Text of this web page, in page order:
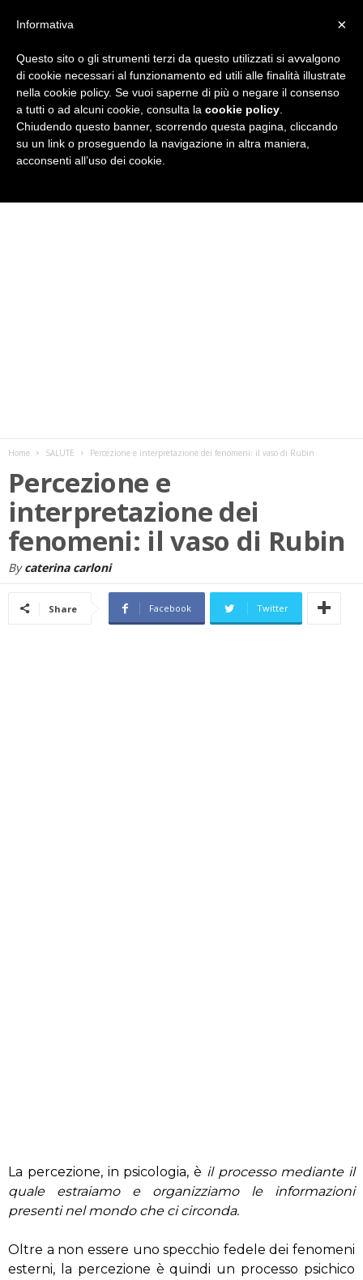
i
Home SALUTE Percezione e interpretazione dei fenomeni: il vaso di Rubin
Percezione e
interpretazione dei
fenomeni: il vaso di Rubin
By caterina carloni
Share Facebook Twitter
La percezione, in psicologia, è il processo mediante il
quale estraiamo e organizziamo le informazioni
presenti nel mondo che ci circonda.
Oltre a non essere uno specchio fedele dei fenomeni
esterni, la percezione è quindi un processo psichico
×
Informativa
Questo sito o gli strumenti terzi da questo utilizzati si avvalgono
di cookie necessari al funzionamento ed utili alle finalità illustrate
nella cookie policy. Se vuoi saperne di più o negare il consenso
a tutti o ad alcuni cookie, consulta la cookie policy
Chiudendo questo banner, scorrendo questa pagina, cliccando
su un link o proseguendo la navigazione in altra maniera,
acconsenti all’uso dei cookie.